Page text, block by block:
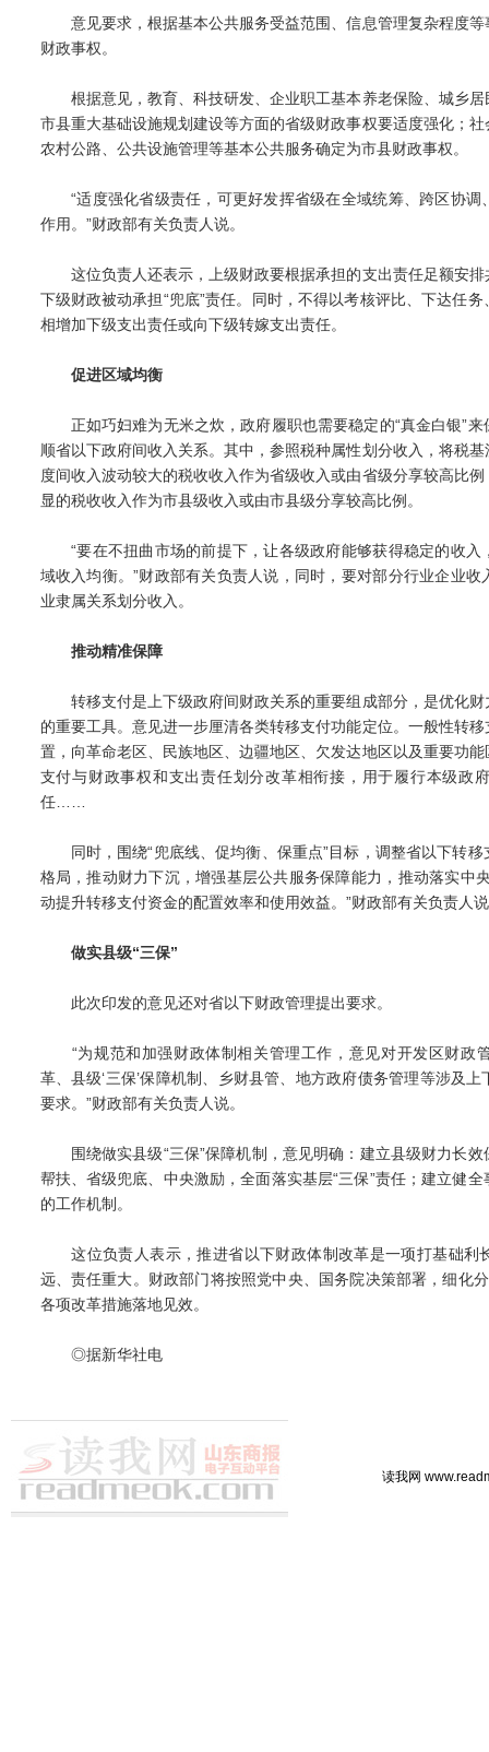
意见要求，根据基本公共服务受益范围、信息管理复杂程度等
财政事权。
根据意见，教育、科技研发、企业职工基本养老保险、城乡居
市县重大基础设施规划建设等方面的省级财政事权要适度强化；
农村公路、公共设施管理等基本公共服务确定为市县财政事权。
“适度强化省级责任，可更好发挥省级在全域统筹、跨区协调
作用。”财政部有关负责人说。
这位负责人还表示，上级财政要根据承担的支出责任足额安排
下级财政被动承担“兜底”责任。同时，不得以考核评比、下达任
相增加下级支出责任或向下级转嫁支出责任。
促进区域均衡
正如巧妇难为无米之炊，政府履职也需要稳定的“真金白银”来
顺省以下政府间收入关系。其中，参照税种属性划分收入，将税
度间收入波动较大的税收收入作为省级收入或由省级分享较高比
显的税收收入作为市县级收入或由市县级分享较高比例。
“要在不扭曲市场的前提下，让各级政府能够获得稳定的收入
域收入均衡。”财政部有关负责人说，同时，要对部分行业企业
业隶属关系划分收入。
推动精准保障
转移支付是上下级政府间财政关系的重要组成部分，是优化财
的重要工具。意见进一步厘清各类转移支付功能定位。一般性转
置，向革命老区、民族地区、边疆地区、欠发达地区以及重要功
支付与财政事权和支出责任划分改革相衔接，用于履行本级政
任……
同时，围绕“兜底线、促均衡、保重点”目标，调整省以下转移
格局，推动财力下沉，增强基层公共服务保障能力，推动落实中
动提升转移支付资金的配置效率和使用效益。”财政部有关负责人
做实县级“三保”
此次印发的意见还对省以下财政管理提出要求。
“为规范和加强财政体制相关管理工作，意见对开发区财政
革、县级‘三保’保障机制、乡财县管、地方政府债务管理等涉及
要求。”财政部有关负责人说。
围绕做实县级“三保”保障机制，意见明确：建立县级财力长效
帮扶、省级兜底、中央激励，全面落实基层“三保”责任；建立健
的工作机制。
这位负责人表示，推进省以下财政体制改革是一项打基础利
远、责任重大。财政部门将按照党中央、国务院决策部署，细化
各项改革措施落地见效。
◎据新华社电
读我网